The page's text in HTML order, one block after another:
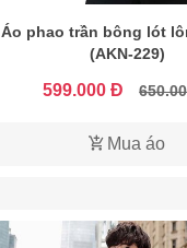
Áo phao trần bông lót
(AKN-229)
599.000 Đ
Mua áo